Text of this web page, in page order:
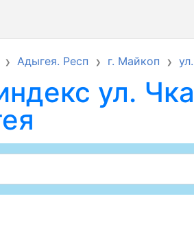
Адыгея. Респ г. Майкоп
ул.